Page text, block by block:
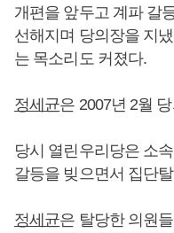
개편을 앞두고 계파 갈
선해지며 당의장을 지
는 목소리도 커졌다.
정세균은 2007년 2월
당시 열린우리당은 소
갈등을 빚으면서 집단
정세균은 탈당한 의원